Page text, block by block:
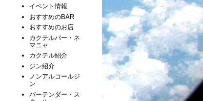
イベント情報
おすすめのBAR
おすすめのお店
カクテルバー・ネ
マニャ
カクテル紹介
ジン紹介
ノンアルコールジ
ン
バーテンダー・ス